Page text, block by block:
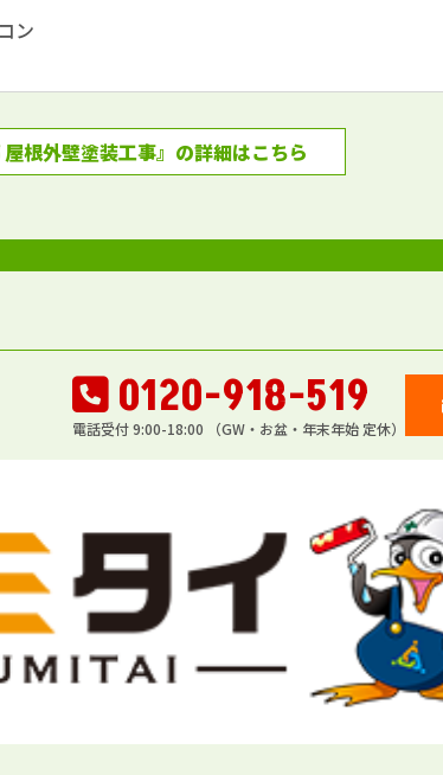
ン
屋根外壁塗装工事』の詳細はこちら
0120-918-519
電話受付 9:00-18:00 （GW・お盆・年末年始 定休）